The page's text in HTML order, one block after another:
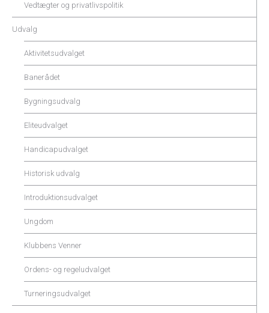
Vedtægter og privatlivspolitik
Udvalg
Aktivitetsudvalget
Banerådet
Bygningsudvalg
Eliteudvalget
Handicapudvalget
Historisk udvalg
Introduktionsudvalget
Ungdom
Klubbens Venner
Ordens- og regeludvalget
Turneringsudvalget